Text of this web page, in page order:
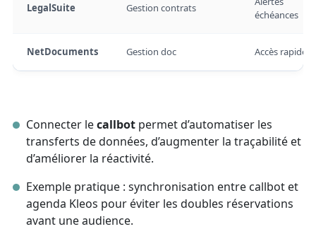
LegalSuite Gestion contrats
échéances
NetDocuments Gestion doc Accès rapide
Connecter lecallbot permet d’automatiser les
transferts de données, d’augmenter la traçabilité et
d’améliorer la réactivité.
Exemple pratique : synchronisation entre callbot et
agenda Kleos pour éviter les doubles réservations
avant une audience.